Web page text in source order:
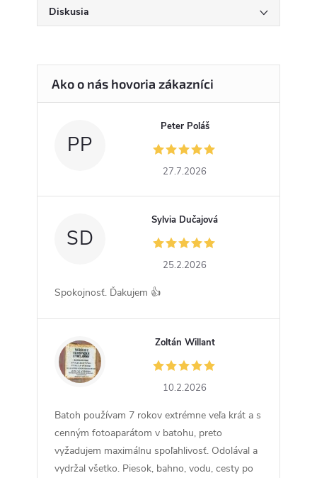
Diskusia
PP
Peter Poláš
27.7.2026
SD
Sylvia Dučajová
25.2.2026
Spokojnosť. Ďakujem 👍
ZW
Zoltán Willant
10.2.2026
Batoh používam 7 rokov extrémne veľa krát a s
cenným fotoaparátom v batohu, preto
vyžadujem maximálnu spoľahlivosť. Odolával a
vydržal všetko. Piesok, bahno, vodu, cesty po